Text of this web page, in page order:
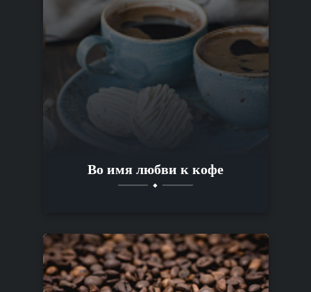
Во имя любви к кофе